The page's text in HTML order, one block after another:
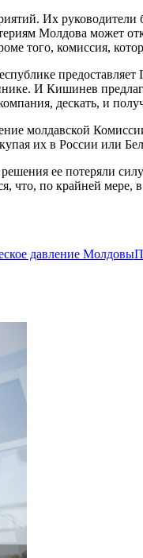
Их
Молдова может
того, комиссия,
И Кишинев
дескать, и
молдавской
их в России или
ее потеряли
по крайней мере,
давление Молдовы